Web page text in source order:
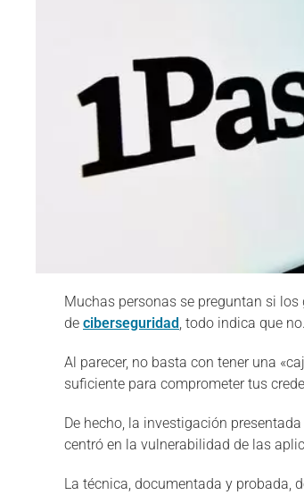
Muchas personas se preguntan si
de ciberseguridad , todo indica que no.
Al parecer, no basta con tener una
suficiente para comprometer tus
De hecho, la investigación
centró en la vulnerabilidad de las
La técnica, documentada y probada,